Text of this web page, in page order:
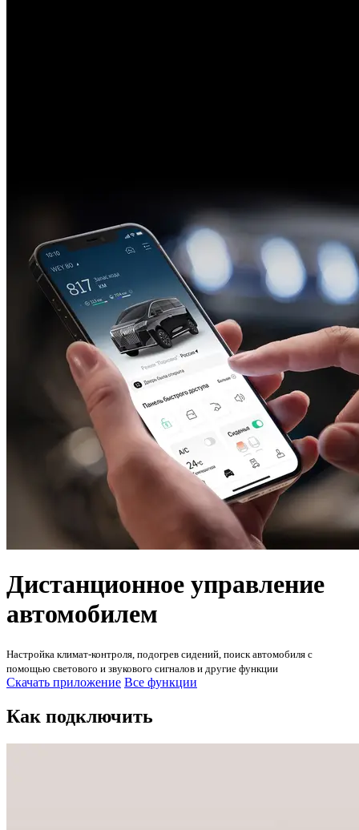
Дистанционное управление
автомобилем
Настройка климат-контроля, подогрев сидений, поиск автомобиля с
помощью светового и звукового сигналов и другие функции
Скачать приложение Все функции
Как подключить